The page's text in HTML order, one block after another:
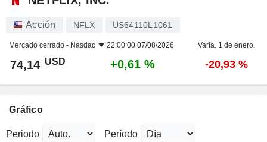
Acción NFLX US64110L1061
Mercado cerrado - Nasdaq 22:00:00 07/08/2026 Varia. 1 de enero.
74,14 USD +0,61 % -20,93 %
Gráfico
Periodo Período